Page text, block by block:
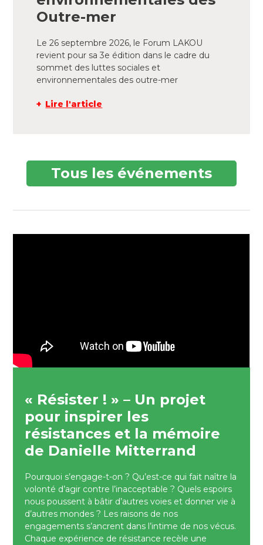
Outre-mer
Le 26 septembre 2026, le Forum LAKOU
revient pour sa 3e édition dans le cadre du
sommet des luttes sociales et
environnementales des outre-mer
Lire l'article
Tous les événements
« Résister ! » – Un projet
pour inspirer les
résistances et la mémoire
de Danielle Mitterrand
Pourquoi s’engage-t-on ? Qu’est-ce qui fait naître la
volonté d’agir contre l’inacceptable ? Quels espoirs
nous poussent à bâtir d’autres voies et donner vie à
d’autres mondes ? Les raisons de nos
engagements s’ancrent dans l’intime de nos vécus.
Chaque expérience de résistance recèle une